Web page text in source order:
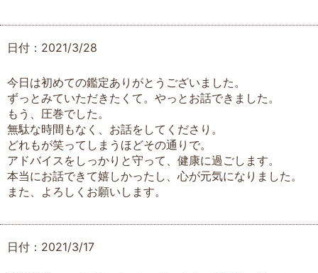
日付：2021/3/28
今日は初めての鑑定ありがとうございました。
ずっとみていただきたくて。やっとお話できました。
もう、圧巻でした。
無駄な時間もなく、お話をしてくださり。
どれもが笑ってしまうほどその通りで。
アドバイスをしっかりと守って、健康に過ごします。
本当にお話できて嬉しかったし、心が元気になりました。
また、よろしくお願いします。
日付：2021/3/17